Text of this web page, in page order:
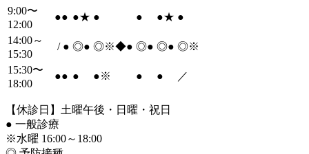
9:00〜
12:00
●● ●★ ● ● ●★ ●
14:00～
15:30
/ ● ◎● ◎※◆● ◎● ◎● ◎※
15:30〜
18:00
●● ● ●※ ● ● ／
【休診日】土曜午後・日曜・祝日
● 一般診療
※水曜 16:00～18:00